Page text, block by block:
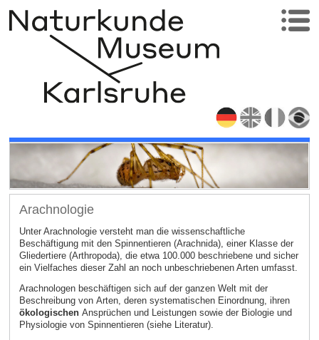
Arachnologie
Unter Arachnologie versteht man die wissenschaftliche
Beschäftigung mit den Spinnentieren (Arachnida), einer Klasse der
Gliedertiere (Arthropoda), die etwa 100.000 beschriebene und sicher
ein Vielfaches dieser Zahl an noch unbeschriebenen Arten umfasst.
Arachnologen beschäftigen sich auf der ganzen Welt mit der
Beschreibung von Arten, deren systematischen Einordnung, ihren
ökologischen Ansprüchen und Leistungen sowie der Biologie und
Physiologie von Spinnentieren (siehe Literatur).